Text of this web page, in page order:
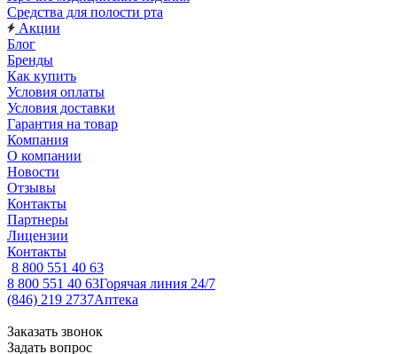
Средства для полости рта
Акции
Блог
Бренды
Как купить
Условия оплаты
Условия доставки
Гарантия на товар
Компания
О компании
Новости
Отзывы
Контакты
Партнеры
Лицензии
Контакты
8 800 551 40 63
8 800 551 40 63Горячая линия 24/7
(846) 219 2737Аптека
Заказать звонок
Задать вопрос